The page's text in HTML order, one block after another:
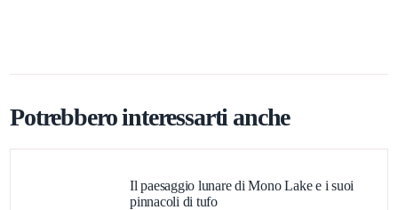
Potrebbero interessarti anche
Il paesaggio lunare di Mono Lake e i suoi
pinnacoli di tufo